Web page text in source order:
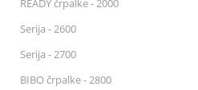
READY črpalke - 2000
Serija - 2600
Serija - 2700
BIBO črpalke - 2800